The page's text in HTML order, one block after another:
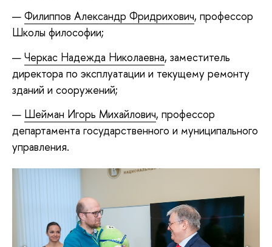
Филиппов Александр Фридрихович, профессор
Школы философии;
Черкас Надежда Николаевна, заместитель
директора по эксплуатации и текущему ремонту
зданий и сооружений;
Шейман Игорь Михайлович, профессор
департамента государственного и муниципального
управления.